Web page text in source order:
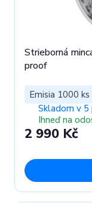
Strieborná
proof
Emisia 1000 ks
Skladom v 5
Ihneď na
2 990 Kč